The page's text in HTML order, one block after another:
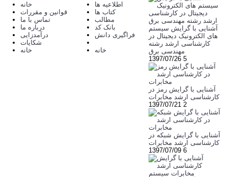
خانه
قوانین و مقررات
تماس با ما
درباره ما
درآمدزایی
شکایات
خانه
اطلاعیه ها
کتاب ها
مطالب
بانک کد
فراگیری دانش
خانه
آشنایی با گرایش سیستم
های الکترونیک دیجیتال در
کارشناسی ارشد رشته
مهندسی برق
1397/07/26 5
آشنایی با گرایش رمز در
کارشناسی ارشد مخابرات
1397/07/21 2
آشنایی با گرایش شبکه در
کارشناسی ارشد مخابرات
1397/07/09 6